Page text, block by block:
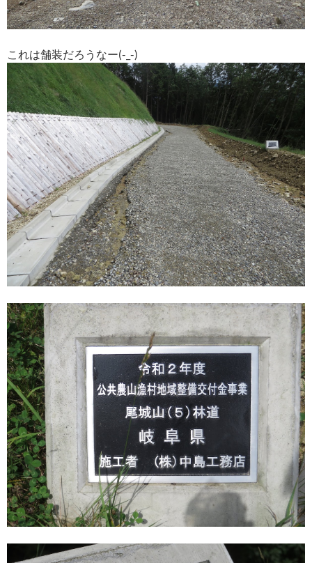
これは舗装だろうなー(-_-)